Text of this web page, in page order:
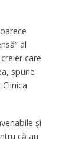
al
care
spune
și
că au